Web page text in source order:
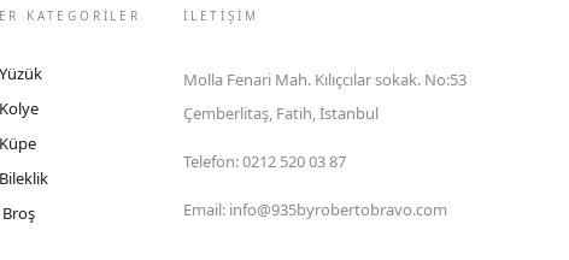
KATEGORİLER İLETIŞIM
Molla Fenari Mah. Kılıçcılar sokak. No:53
Çemberlitaş, Fatih, İstanbul
Telefon:0212 520 03 87
Email: info@935byrobertobravo.com